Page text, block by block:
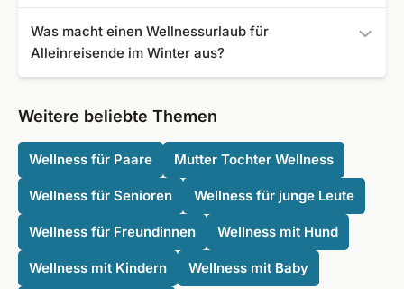
Naturlandschaft und die spannenden Outdoor-Erlebnisse
während Ihres Wellnessurlaubs!
Was macht einen Wellnessurlaub für
Alleinreisende im Winter aus?
Möglichkeit sein, die Energiereserven aufzufüllen.
touristenfreie Strände an der Nordsee oder die malerische
Schneelandschaft im Schwarzwald. Vielerorts befinden
sich kuschelige Weihnachtsmärkte mit Kunsthandwerk
und regionalen Köstlichkeiten und auch um Silvester
herum gibt es viele erholsame Angebote!
Weitere beliebte Themen
Wellness für Paare Mutter Tochter Wellness
Wellness für Senioren Wellness für junge Leute
Wellness für Freundinnen Wellness mit Hund
Wellness mit Kindern Wellness mit Baby